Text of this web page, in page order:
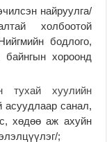
найруулга/
холбоотой
бодлого,
хороонд
тухай хуулийн
асуудлаар санал,
хөдөө аж ахуйн
;